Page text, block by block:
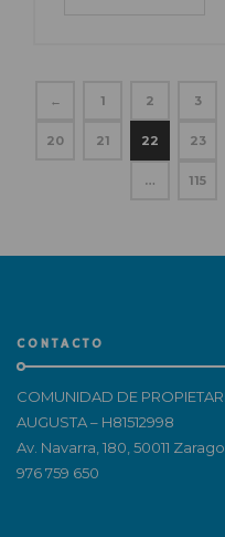
← 1 2 3
20 21 22 23
… 115
CONTACTO
COMUNIDAD DE
AUGUSTA – H81512998
Av. Navarra, 180, 50011
976 759 650